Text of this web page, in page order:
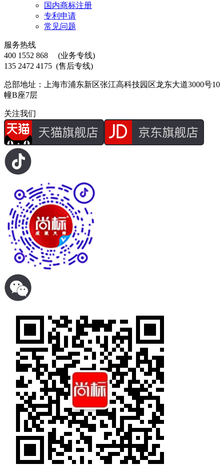
国内商标注册
专利申请
常见问题
服务热线
400 1552 868
(业务专线)
135 2472 4175 (售后专线)
总部地址：上海市浦东新区张江高科技园区龙东大道3000号10
幢B座7层
关注我们